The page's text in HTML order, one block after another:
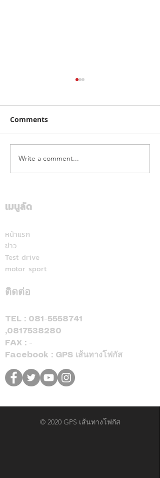
คาลเท็กซ์ ได้รับการรับรอง
หัวจ่ายเชื้อเพลิงมาตรฐาน
การบริการ ตอกย้ำความ
Comments
Write a comment...
เมนูลัด
หน้าแรก
ข่าว
Test drive
motor sport
ติดต่อ
TEL : 081-5558741
,0817538280
FAX : -
Facebook : GPS เส้นทางโฟกัส
© 2020 GPS เส้นทางโฟกัส